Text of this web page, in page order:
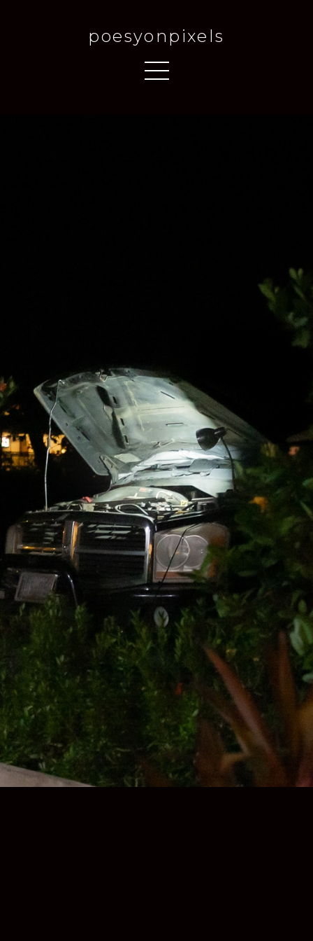
poesyonpixels